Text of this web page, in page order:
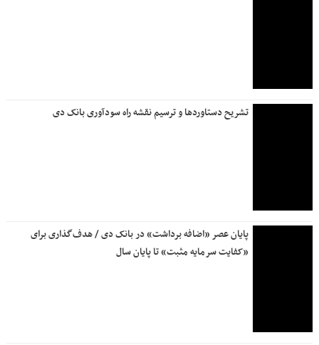
تشریح دستاوردها و ترسیم نقشه راه سودآوری بانک دی
پایان عصر «اضافه برداشت» در بانک دی / هدف‌گذاری برای
«کفایت سرمایه مثبت» تا پایان سال